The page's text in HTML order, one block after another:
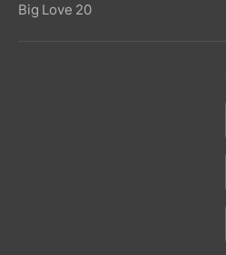
Big Love 20